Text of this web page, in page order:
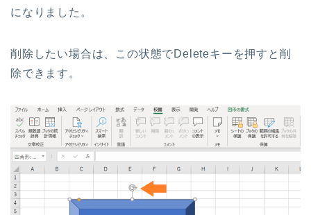
になりました。
削除したい場合は、この状態でDeleteキーを押すと削
除できます。